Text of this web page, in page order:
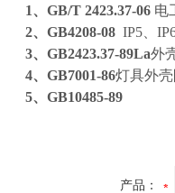
1、GB/T 2423.37-06 电
2、GB4208-08 IP5、
3、GB2423.37-89La外
4、GB7001-86灯具外
5、GB10485-89
产品：